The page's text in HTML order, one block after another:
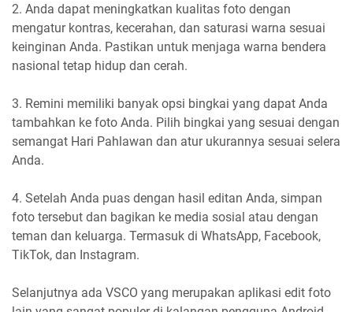
2. Anda dapat meningkatkan kualitas foto dengan
mengatur kontras, kecerahan, dan saturasi warna sesuai
keinginan Anda. Pastikan untuk menjaga warna bendera
nasional tetap hidup dan cerah.
3. Remini memiliki banyak opsi bingkai yang dapat Anda
tambahkan ke foto Anda. Pilih bingkai yang sesuai dengan
semangat Hari Pahlawan dan atur ukurannya sesuai selera
Anda.
4. Setelah Anda puas dengan hasil editan Anda, simpan
foto tersebut dan bagikan ke media sosial atau dengan
teman dan keluarga. Termasuk di WhatsApp, Facebook,
TikTok, dan Instagram.
Selanjutnya ada VSCO yang merupakan aplikasi edit foto